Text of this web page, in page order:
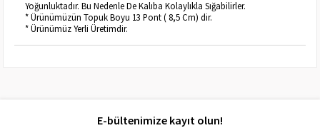
Yoğunluktadır. Bu Nedenle De Kalıba Kolaylıkla Sığabilirler.
* Ürünümüzün Topuk Boyu 13 Pont ( 8,5 Cm) dir.
* Ürünümüz Yerli Üretimdir.
E-bültenimize kayıt olun!